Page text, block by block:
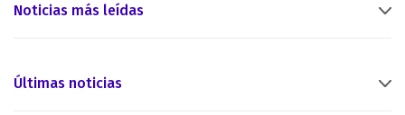
Noticias más leídas
Últimas noticias